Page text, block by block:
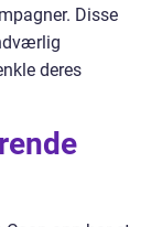
Disse
deres